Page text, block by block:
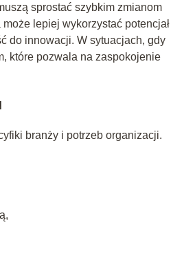
sprostać szybkim zmianom
lepiej wykorzystać potencjał
do innowacji. W sytuacjach, gdy
które pozwala na zaspokojenie
branży i potrzeb organizacji.